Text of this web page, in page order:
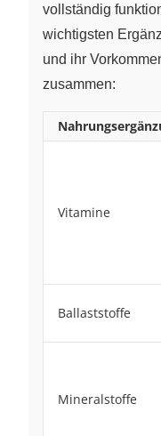
vollständig
wichtigsten
und ihr
zusammen:
Vitamine
Ballaststoffe
Mineralstoffe